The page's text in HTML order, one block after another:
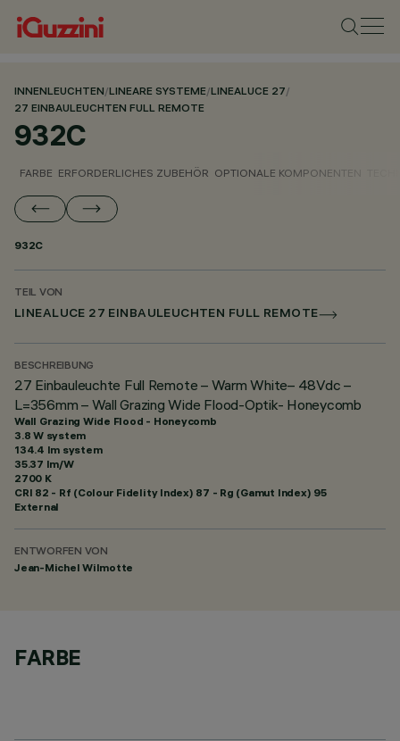
INNENLEUCHTEN/LINEARE SYSTEME/LINEALUCE 27/
27 EINBAULEUCHTEN FULL REMOTE
932C
FARBE ERFORDERLICHES ZUBEHÖR OPTIONALE KOMPONENTEN
932C
TEIL VON
LINEALUCE 27 EINBAULEUCHTEN FULL REMOTE
BESCHREIBUNG
27 Einbauleuchte Full Remote – Warm White– 48Vdc –
L=356mm – Wall Grazing Wide Flood-Optik- Honeycomb
Wall Grazing Wide Flood - Honeycomb
3.8 W system
134.4 lm system
35.37 lm/W
2700 K
CRI 82 - Rf (Colour Fidelity Index) 87 - Rg (Gamut Index) 95
External
ENTWORFEN VON
Jean-Michel Wilmotte
FARBE